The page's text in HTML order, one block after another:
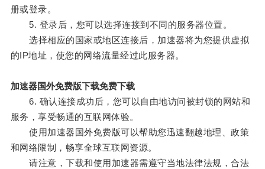
册或登录。
5. 登录后，您可以选择连接到不同的服务器位置。
选择相应的国家或地区连接后，加速器将为您提供虚拟
的IP地址，使您的网络流量经过此服务器。
加速器国外免费版下载免费下载
6. 确认连接成功后，您可以自由地访问被封锁的网站和
服务，享受畅通的互联网体验。
使用加速器国外免费版可以帮助您迅速翻越地理、政策
和网络限制，畅享全球互联网资源。
请注意，下载和使用加速器需遵守当地法律法规，合法